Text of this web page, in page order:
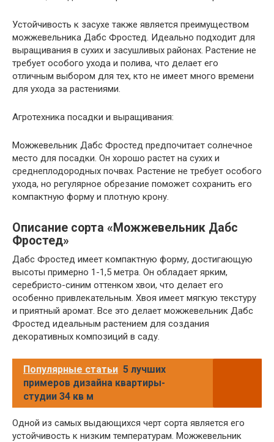
Устойчивость к засухе также является преимуществом
можжевельника Дабс Фростед. Идеально подходит для
выращивания в сухих и засушливых районах. Растение не
требует особого ухода и полива, что делает его
отличным выбором для тех, кто не имеет много времени
для ухода за растениями.
Агротехника посадки и выращивания:
Можжевельник Дабс Фростед предпочитает солнечное
место для посадки. Он хорошо растет на сухих и
среднеплодородных почвах. Растение не требует особого
ухода, но регулярное обрезание поможет сохранить его
компактную форму и плотную крону.
Описание сорта «Можжевельник Дабс
Фростед»
Дабс Фростед имеет компактную форму, достигающую
высоты примерно 1-1,5 метра. Он обладает ярким,
серебристо-синим оттенком хвои, что делает его
особенно привлекательным. Хвоя имеет мягкую текстуру
и приятный аромат. Все это делает можжевельник Дабс
Фростед идеальным растением для создания
декоративных композиций в саду.
Популярные статьи 5 лучших
примеров дизайна квартиры-
студии 34 кв м
Одной из самых выдающихся черт сорта является его
устойчивость к низким температурам. Можжевельник